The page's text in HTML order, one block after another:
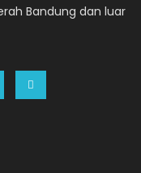
Bandung dan luar